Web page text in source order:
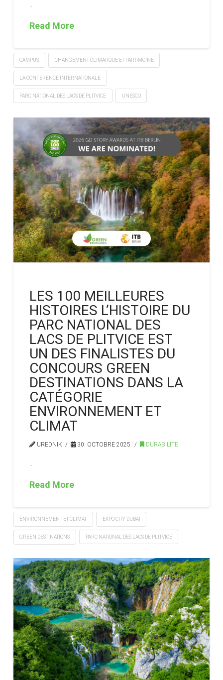
Read More
CAMPUS CHANGEMENT CLIMATIQUE ET PATRIMOINE
LA CONFÉRENCE INTERNATIONALE
PARC NATIONAL DES LACS DE PLITVICE UNESCO
LES 100 MEILLEURES
HISTOIRES L’HISTOIRE DU
PARC NATIONAL DES
LACS DE PLITVICE EST
UN DES FINALISTES DU
CONCOURS GREEN
DESTINATIONS DANS LA
CATÉGORIE
ENVIRONNEMENT ET
CLIMAT
UREDNIK 30. OCTOBRE 2025. DURABILITE
Read More
ENVIRONNEMENT ET CLIMAT EXPO CITY DUBAI
GREEN DESTINATIONS PARC NATIONAL DES LACS DE PLITVICE